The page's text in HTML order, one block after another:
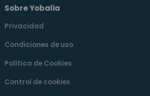
Sobre Yobalia
Privacidad
Condiciones de uso
Política de Cookies
Control de cookies